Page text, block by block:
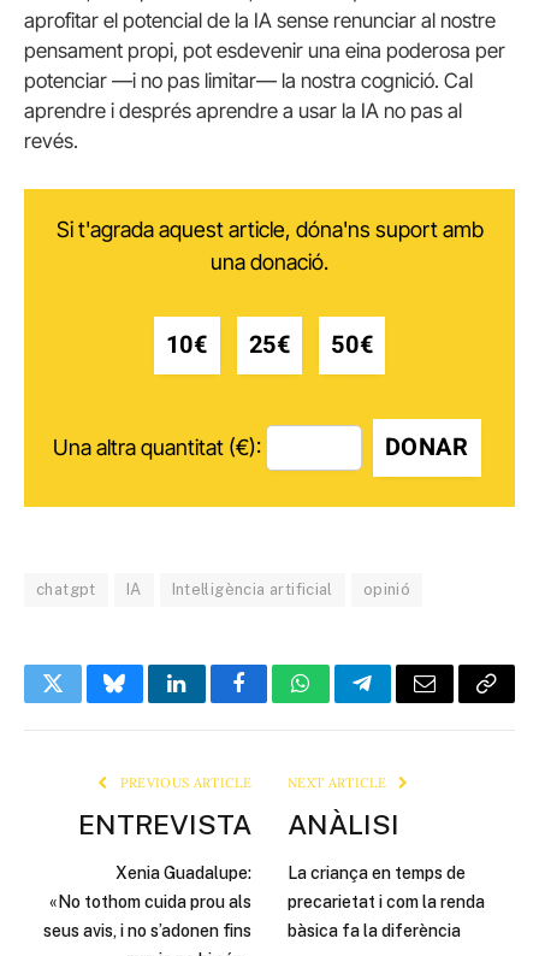
aprofitar el potencial de la IA sense renunciar al nostre
pensament propi, pot esdevenir una eina poderosa per
potenciar —i no pas limitar— la nostra cognició. Cal
aprendre i després aprendre a usar la IA no pas al
revés.
Si t'agrada aquest article, dóna'ns suport amb
una donació.
10€ 25€ 50€
Una altra quantitat (€): DONAR
chatgpt IA Intel·ligència artificial opinió
TwitterBlueskyLinkedInFacebookWhatsAppTelegramEmail Copy
PREVIOUS ARTICLE
ENTREVISTA
Xenia Guadalupe:
«No tothom cuida prou als
seus avis, i no s’adonen fins
NEXT ARTICLE
ANÀLISI
La criança en temps de
precarietat i com la renda
bàsica fa la diferència